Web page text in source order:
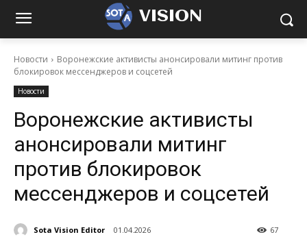
VISION
Новости
Воронежские активисты анонсировали митинг против
блокировок мессенджеров и соцсетей
Новости
Воронежские активисты
анонсировали митинг
против блокировок
мессенджеров и соцсетей
Sota Vision Editor 01.04.2026 67